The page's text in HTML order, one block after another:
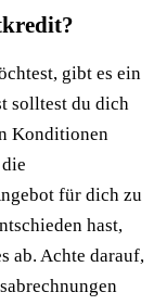
gibt es ein
solltest du dich
Konditionen
für dich zu
hast,
ab. Achte darauf,